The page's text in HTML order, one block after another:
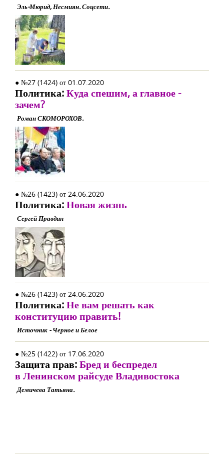
Эль-Мюрид, Несмиян. Соцсети.
● №27 (1424) от 01.07.2020
Политика:Куда спешим, а главное -
зачем?
Роман СКОМОРОХОВ.
● №26 (1423) от 24.06.2020
Политика:Новая жизнь
Сергей Правдин
● №26 (1423) от 24.06.2020
Политика:Не вам решать как
конституцию править!
Источник - Черное и Белое
● №25 (1422) от 17.06.2020
Защита прав:Бред и беспредел
в Ленинском райсуде Владивостока
Демичева Татьяна.